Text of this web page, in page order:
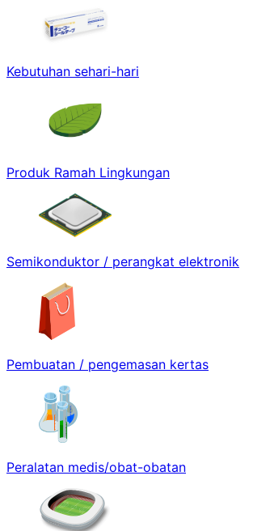
Kebutuhan sehari-hari
Produk Ramah Lingkungan
Semikonduktor / perangkat elektronik
Pembuatan / pengemasan kertas
Peralatan medis/obat-obatan